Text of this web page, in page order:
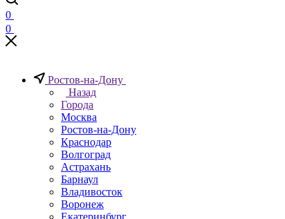
0
0
Ростов-на-Дону
Назад
Города
Москва
Ростов-на-Дону
Краснодар
Волгоград
Астрахань
Барнаул
Владивосток
Воронеж
Екатеринбург